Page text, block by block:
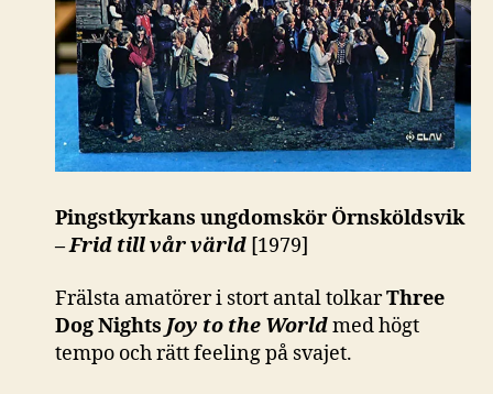
Pingstkyrkans ungdomskör Örnsköldsvik
–Frid till vår värld [1979]
Frälsta amatörer i stort antal tolkarThree
Dog Nights Joy to the Worldmed högt
tempo och rätt feeling på svajet.